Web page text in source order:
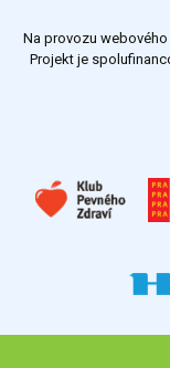
Výsledky
Na provozu webového
Projekt je